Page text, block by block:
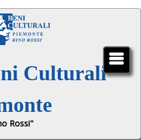
navigation
Culturali
Rossi"